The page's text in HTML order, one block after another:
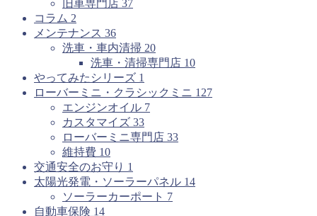
旧車専門店 37
コラム 2
メンテナンス 36
洗車・車内清掃 20
洗車・清掃専門店 10
やってみたシリーズ 1
ローバーミニ・クラシックミニ 127
エンジンオイル 7
カスタマイズ 33
ローバーミニ専門店 33
維持費 10
交通安全のお守り 1
太陽光発電・ソーラーパネル 14
ソーラーカーポート 7
自動車保険 14